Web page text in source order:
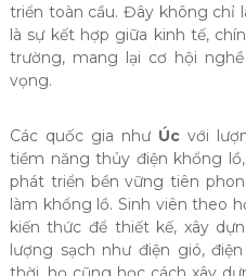
triển toàn cầu. Đây không chỉ
là sự kết hợp giữa kinh tế,
trường, mang lại cơ hội
vọng.
Các quốc gia như Úc với
tiềm năng thủy điện khổng
phát triển bền vững tiên
làm khổng lồ. Sinh viên theo
kiến thức để thiết kế, xây
lượng sạch như điện gió,